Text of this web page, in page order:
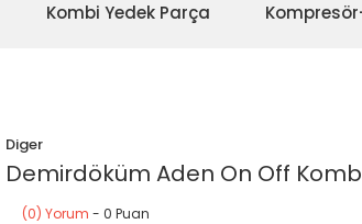
Kombi Yedek Parça
Diger
Demirdöküm Aden On Off
(0) Yorum - 0 Puan